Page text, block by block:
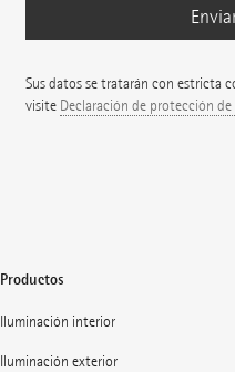
Sus datos se tratarán con estricta
visite Declaración de protección
Productos
Iluminación interior
Iluminación exterior